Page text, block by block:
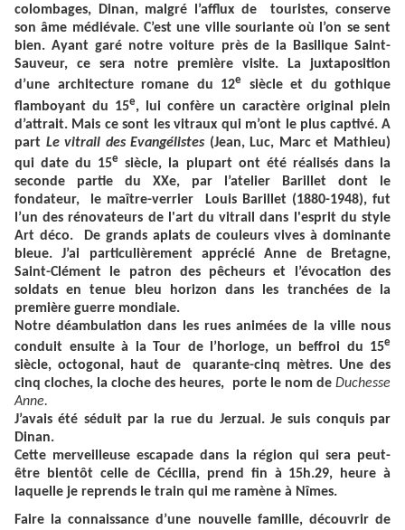
colombages, Dinan, malgré l’afflux de touristes, conserve
son âme médiévale. C’est une ville souriante où l’on se sent
bien. Ayant garé notre voiture près de la Basilique Saint-
Sauveur, ce sera notre première visite. La juxtaposition
d’une architecture romane du 12e
siècle et du gothique
flamboyant du 15e, lui confère un caractère original plein
d’attrait. Mais ce sont les vitraux qui m’ont le plus captivé. A
part Le vitrail des Evangélistes (Jean, Luc, Marc et Mathieu)
qui date du 15e siècle, la plupart ont été réalisés dans la
seconde partie du XXe, par l’atelier Barillet dont le
fondateur, le maître-verrier Louis Barillet (1880-1948), fut
l’un des rénovateurs de l'art du vitrail dans l'esprit du style
Art déco. De grands aplats de couleurs vives à dominante
bleue. J’ai particulièrement apprécié Anne de Bretagne,
Saint-Clément le patron des pêcheurs et l’évocation des
soldats en tenue bleu horizon dans les tranchées de la
première guerre mondiale.
Notre déambulation dans les rues animées de la ville nous
conduit ensuite à la Tour de l’horloge, un beffroi du 15e
siècle, octogonal, haut de quarante-cinq mètres. Une des
cinq cloches, la cloche des heures, porte le nom de Duchesse
Anne.
J’avais été séduit par la rue du Jerzual. Je suis conquis par
Dinan.
Cette merveilleuse escapade dans la région qui sera peut-
être bientôt celle de Cécilia, prend fin à 15h.29, heure à
laquelle je reprends le train qui me ramène à Nîmes.
Faire la connaissance d’une nouvelle famille, découvrir de